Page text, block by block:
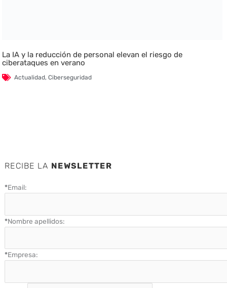
La IA y la reducción de personal elevan el riesgo de
ciberataques en verano
Actualidad,Ciberseguridad
RECIBE LA NEWSLETTER
*Email:
*Nombre apellidos:
*Empresa: